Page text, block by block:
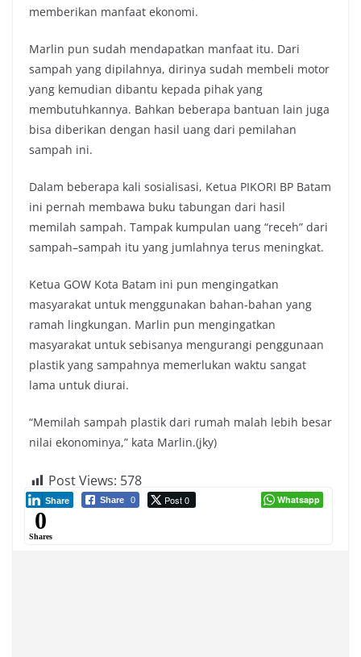
memberikan manfaat ekonomi.
Marlin pun sudah mendapatkan manfaat itu. Dari
sampah yang dipilahnya, dirinya sudah membeli motor
yang kemudian dibantu kepada pihak yang
membutuhkannya. Bahkan beberapa bantuan lain juga
bisa diberikan dengan hasil uang dari pemilahan
sampah ini.
Dalam beberapa kali sosialisasi, Ketua PIKORI BP Batam
ini pernah membawa buku tabungan dari hasil
memilah sampah. Tampak kumpulan uang “receh” dari
sampah–sampah itu yang jumlahnya terus meningkat.
Ketua GOW Kota Batam ini pun mengingatkan
masyarakat untuk menggunakan bahan-bahan yang
ramah lingkungan. Marlin pun mengingatkan
masyarakat untuk sebisanya mengurangi penggunaan
plastik yang sampahnya memerlukan waktu sangat
lama untuk diurai.
“Memilah sampah plastik dari rumah malah lebih besar
nilai ekonominya,” kata Marlin.(jky)
Post Views: 578
Share 0 Post 0
Share Whatsapp
0
Shares